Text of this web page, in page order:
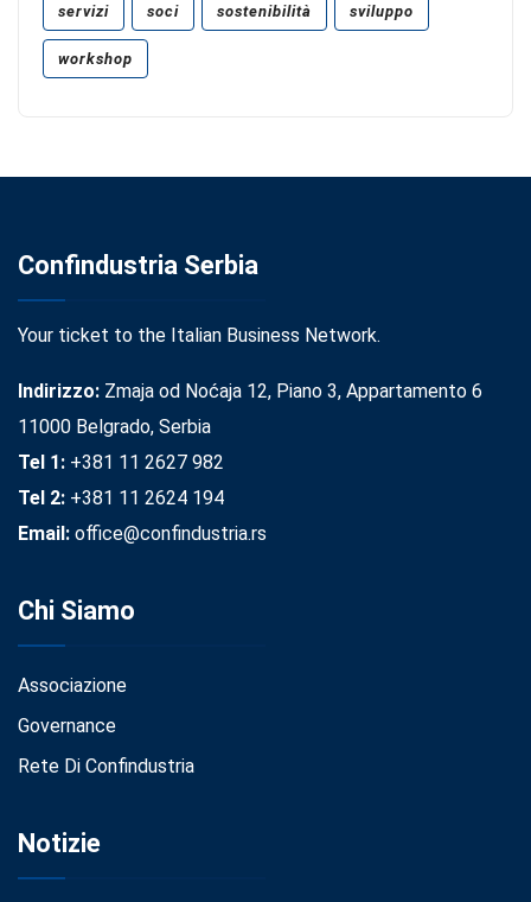
servizi soci sostenibilità sviluppo
workshop
Confindustria Serbia
Your ticket to the Italian Business Network.
Indirizzo: Zmaja od Noćaja 12, Piano 3, Appartamento 6
11000 Belgrado, Serbia
Tel 1: +381 11 2627 982
Tel 2: +381 11 2624 194
Email: office@confindustria.rs
Chi Siamo
Associazione
Governance
Rete Di Confindustria
Notizie